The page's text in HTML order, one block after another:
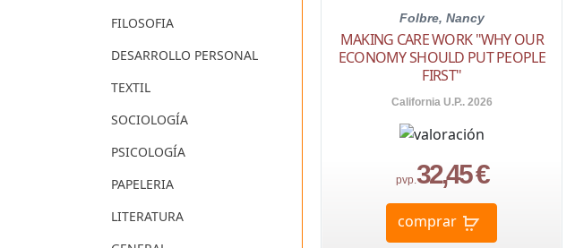
FILOSOFIA
DESARROLLO PERSONAL
TEXTIL
SOCIOLOGÍA
PSICOLOGÍA
PAPELERIA
LITERATURA
Folbre, Nancy
MAKING CARE WORK "WHY OUR
ECONOMY SHOULD PUT PEOPLE
FIRST"
California U.P.. 2026
pvp.32,45 €
comprar